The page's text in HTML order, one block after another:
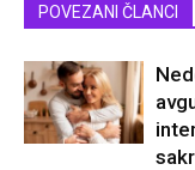
POVEZANI ČLANCI